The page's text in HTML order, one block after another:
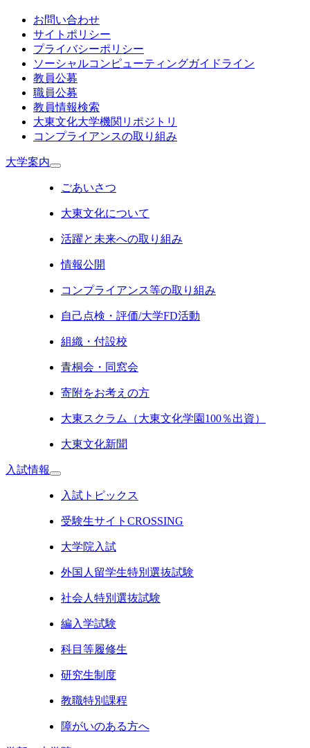
お問い合わせ
サイトポリシー
プライバシーポリシー
ソーシャルコンピューティングガイドライン
教員公募
職員公募
教員情報検索
大東文化大学機関リポジトリ
コンプライアンスの取り組み
大学案内
ごあいさつ
大東文化について
活躍と未来への取り組み
情報公開
コンプライアンス等の取り組み
自己点検・評価/大学FD活動
組織・付設校
青桐会・同窓会
寄附をお考えの方
大東スクラム（大東文化学園100％出資）
大東文化新聞
入試情報
入試トピックス
受験生サイトCROSSING
大学院入試
外国人留学生特別選抜試験
社会人特別選抜試験
編入学試験
科目等履修生
研究生制度
教職特別課程
障がいのある方へ